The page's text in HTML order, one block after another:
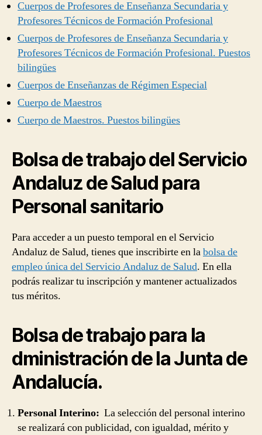
Cuerpos de Profesores de Enseñanza Secundaria y
Profesores Técnicos de Formación Profesional
Cuerpos de Profesores de Enseñanza Secundaria y
Profesores Técnicos de Formación Profesional. Puestos
bilingües
Cuerpos de Enseñanzas de Régimen Especial
Cuerpo de Maestros
Cuerpo de Maestros. Puestos bilingües
Bolsa de trabajo del Servicio
Andaluz de Salud para
Personal sanitario
Para acceder a un puesto temporal en el Servicio
Andaluz de Salud, tienes que inscribirte en labolsa de
empleo única del Servicio Andaluz de Salud. En ella
podrás realizar tu inscripción y mantener actualizados
tus méritos.
Bolsa de trabajo para la
dministración de la Junta de
Andalucía.
Personal Interino: La selección del personal interino
se realizará con publicidad, con igualdad, mérito y